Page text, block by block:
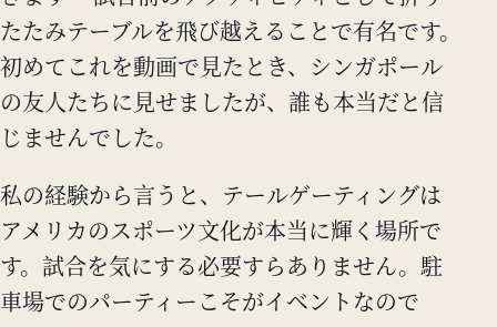
たたみテーブルを飛び越えることで有名です。
初めてこれを動画で見たとき、シンガポール
の友人たちに見せましたが、誰も本当だと信
じませんでした。
私の経験から言うと、テールゲーティングは
アメリカのスポーツ文化が本当に輝く場所で
す。試合を気にする必要すらありません。駐
車場でのパーティーこそがイベントなので